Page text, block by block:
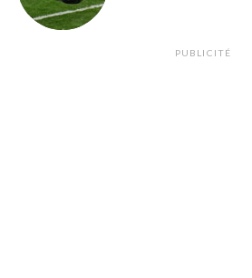
PUBLICITÉ